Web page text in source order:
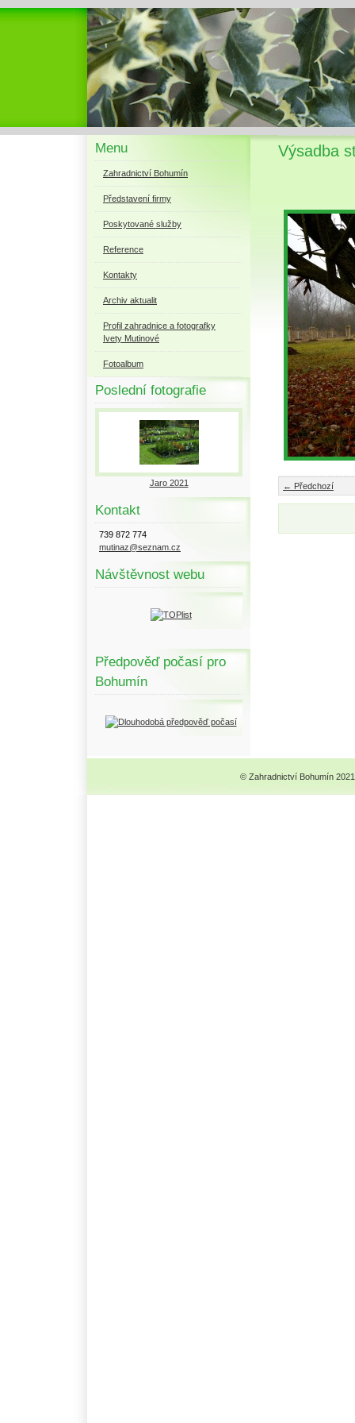
Menu
Zahradnictví Bohumín
Představení firmy
Poskytované služby
Reference
Kontakty
Archiv aktualit
Profil zahradnice a fotografky
Ivety Mutinové
Fotoalbum
Poslední fotografie
Jaro 2021
Kontakt
739 872 774
mutinaz@seznam.cz
Návštěvnost webu
Předpověď počasí pro
Bohumín
Výsadba
← Předchozí
© Zahradnictví Bohumín